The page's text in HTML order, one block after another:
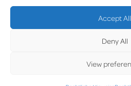
Accept All
Deny All
View
Um einen schnellen und
Sicherheitszugang